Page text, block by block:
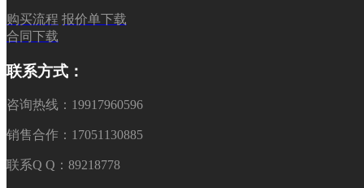
购买流程 报价单下载
合同下载
联系方式：
咨询热线：19917960596
销售合作：17051130885
联系Q Q：89218778